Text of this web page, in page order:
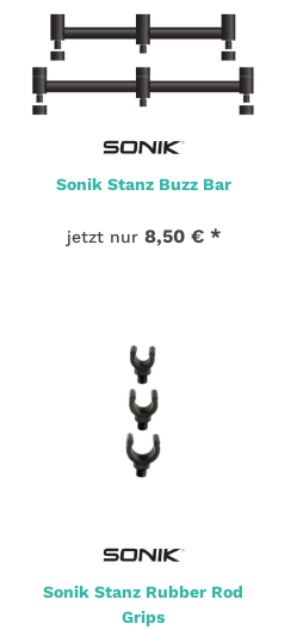
Sonik Stanz Buzz Bar
jetzt nur 8,50 € *
Sonik Stanz Rubber Rod
Grips